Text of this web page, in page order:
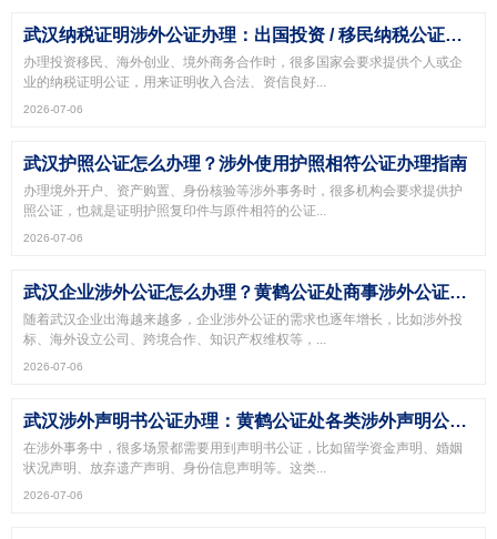
武汉纳税证明涉外公证办理：出国投资 / 移民纳税公证攻略
办理投资移民、海外创业、境外商务合作时，很多国家会要求提供个人或企
业的纳税证明公证，用来证明收入合法、资信良好...
2026-07-06
武汉护照公证怎么办理？涉外使用护照相符公证办理指南
办理境外开户、资产购置、身份核验等涉外事务时，很多机构会要求提供护
照公证，也就是证明护照复印件与原件相符的公证...
2026-07-06
武汉企业涉外公证怎么办理？黄鹤公证处商事涉外公证全业务
随着武汉企业出海越来越多，企业涉外公证的需求也逐年增长，比如涉外投
标、海外设立公司、跨境合作、知识产权维权等，...
2026-07-06
武汉涉外声明书公证办理：黄鹤公证处各类涉外声明公证攻略
在涉外事务中，很多场景都需要用到声明书公证，比如留学资金声明、婚姻
状况声明、放弃遗产声明、身份信息声明等。这类...
2026-07-06